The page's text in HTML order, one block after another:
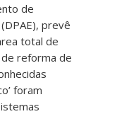
de
prevê
total de
reforma de
foram